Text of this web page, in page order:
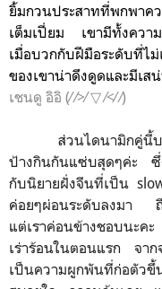
ยิ้มกวนประสาทที่พกพาค
เต็มเปี่ยม เขามีทั้งควา
เมื่อบวกกับฝีมือระดับที่ไ
ของเขาน่าดึงดูดและมีเ
เชนดู อิอิ (⁄ ⁄>⁄ ▽ ⁄<⁄ ⁄)
ส่วนไดนามิกคู่นี้บอก
ป้างกินกันแซ่บสุดๆค่ะ ซึ่
กับนิยายฝั่งจีนที่เป็น
ค่อยๆผ่อนระดับลงมา ถึ
แต่เราค่อนข้างชอบนะค
เร่าร้อนในตอนแรก จา
เป็นความผูกพันที่ก่อตัวขึ้